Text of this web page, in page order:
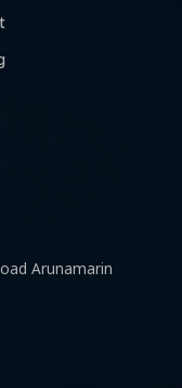
Arunamarin